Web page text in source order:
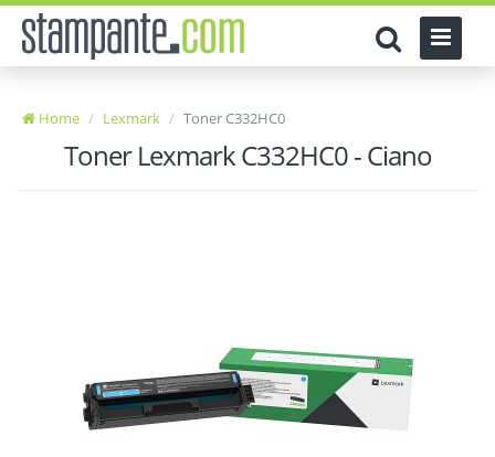
Home Lexmark Toner C332HC0
Toner Lexmark C332HC0 - Ciano